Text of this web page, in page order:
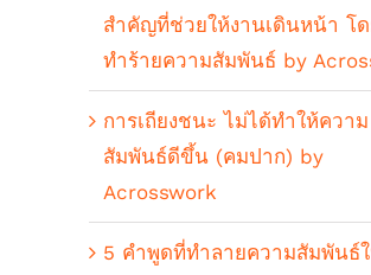
สำคัญที่ช่วยให้งานเดินหน้า โ
ทำร้ายความสัมพันธ์ by
การเถียงชนะ ไม่ได้ทำให้ความ
สัมพันธ์ดีขึ้น (คมปาก) by
Acrosswork
5 คำพูดที่ทำลายความสัมพันธ์